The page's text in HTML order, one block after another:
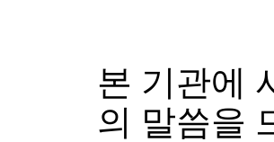
본 기관에
의 말씀을